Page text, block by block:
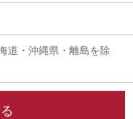
道・沖縄県・離島を除